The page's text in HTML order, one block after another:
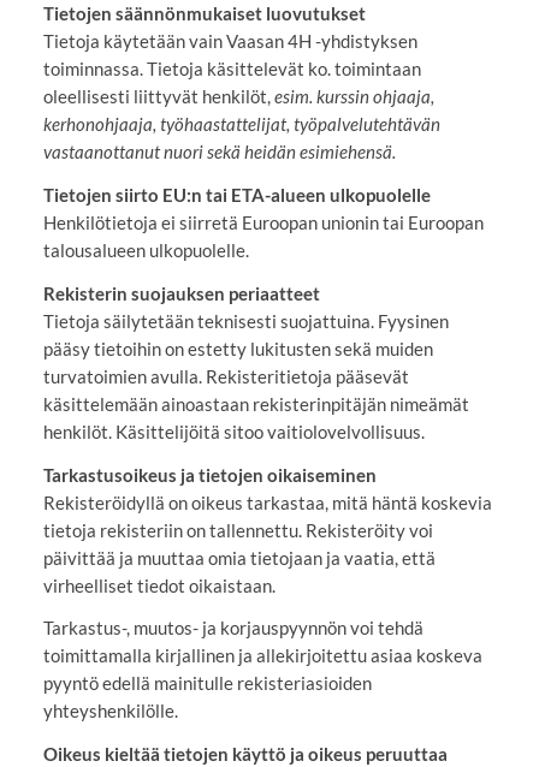
Tietojen säännönmukaiset luovutukset
Tietoja käytetään vain Vaasan 4H -yhdistyksen
toiminnassa. Tietoja käsittelevät ko. toimintaan
oleellisesti liittyvät henkilöt,esim. kurssin ohjaaja,
kerhonohjaaja, työhaastattelijat, työpalvelutehtävän
vastaanottanut nuori sekä heidän esimiehensä.
Tietojen siirto EU:n tai ETA-alueen ulkopuolelle
Henkilötietoja ei siirretä Euroopan unionin tai Euroopan
talousalueen ulkopuolelle.
Rekisterin suojauksen periaatteet
Tietoja säilytetään teknisesti suojattuina. Fyysinen
pääsy tietoihin on estetty lukitusten sekä muiden
turvatoimien avulla. Rekisteritietoja pääsevät
käsittelemään ainoastaan rekisterinpitäjän nimeämät
henkilöt. Käsittelijöitä sitoo vaitiolovelvollisuus.
Tarkastusoikeus ja tietojen oikaiseminen
Rekisteröidyllä on oikeus tarkastaa, mitä häntä koskevia
tietoja rekisteriin on tallennettu. Rekisteröity voi
päivittää ja muuttaa omia tietojaan ja vaatia, että
virheelliset tiedot oikaistaan.
Tarkastus-, muutos- ja korjauspyynnön voi tehdä
toimittamalla kirjallinen ja allekirjoitettu asiaa koskeva
pyyntö edellä mainitulle rekisteriasioiden
yhteyshenkilölle.
Oikeus kieltää tietojen käyttö ja oikeus peruuttaa